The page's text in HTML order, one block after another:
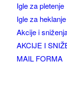
Igle za pletenje
Igle za heklanje
Akcije i
AKCIJE I
MAIL FORMA